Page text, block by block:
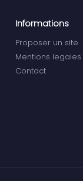
Informations
Proposer un site
Mentions legales
Contact